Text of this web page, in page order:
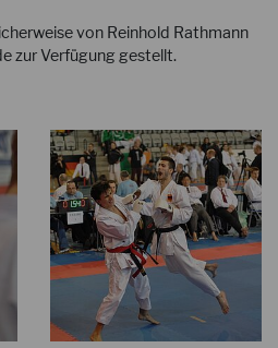
von Reinhold Rathmann
zur Verfügung gestellt.